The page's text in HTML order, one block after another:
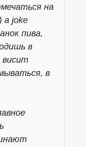
на
а joke
пива,
в
висит
в